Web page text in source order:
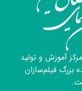
آموزش و تولید
بزرگ فیلم‌سازان